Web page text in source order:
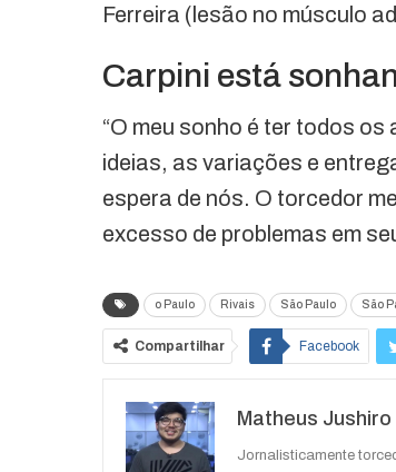
Ferreira (lesão no músculo
Carpini está
“O meu sonho é ter todos
ideias, as variações e
espera de nós. O torcedor
excesso de problemas em
o Paulo Rivais São Paulo São
Compartilhar Facebook
Matheus Jushiro
Jornalisticamente